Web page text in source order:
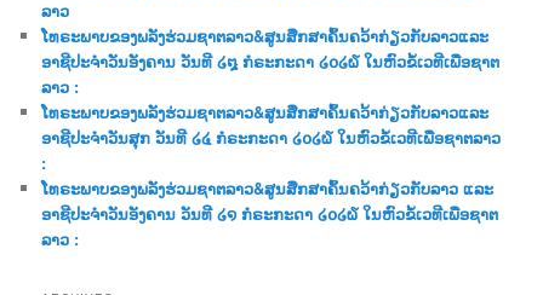
ລາວ
ໂທຣະພາບຂອງພລັງຮ່ວມຊາຕລາວ&ສູນສືກສາຄົ້ນຄວ້າກ່ຽວກັບລາວແລະ
ອາຊີປະຈຳວັນອັງຄານ ວັນທີ ໒໘ ກໍຣະກະດາ ໒໐໒໖ ໃນຫົວຂໍ້ເວທີເພື່ອຊາຕ
ລາວ :
ໂທຣະພາບຂອງພລັງຮ່ວມຊາຕລາວ&ສູນສືກສາຄົ້ນຄວ້າກ່ຽວກັບລາວແລະ
ອາຊີປະຈຳວັນສຸກ ວັນທີ ໒໔ ກໍຣະກະດາ ໒໐໒໖ ໃນຫົວຂໍ້ເວທີເພື່ອຊາຕລາວ
:
ໂທຣະພາບຂອງພລັງຮ່ວມຊາຕລາວ&ສູນສືກສາຄົ້ນຄວ້າກ່ຽວກັບລາວ ແລະ
ອາຊີປະຈຳວັນອັງຄານ ວັນທີ ໒໑ ກໍຣະກະດາ ໒໐໒໖ ໃນຫົວຂໍ້ເວທີເພື່ອຊາຕ
ລາວ :